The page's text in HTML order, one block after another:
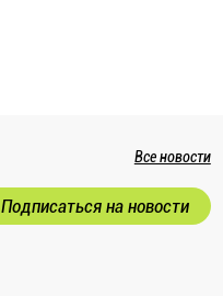
Все новости
Подписаться на новости